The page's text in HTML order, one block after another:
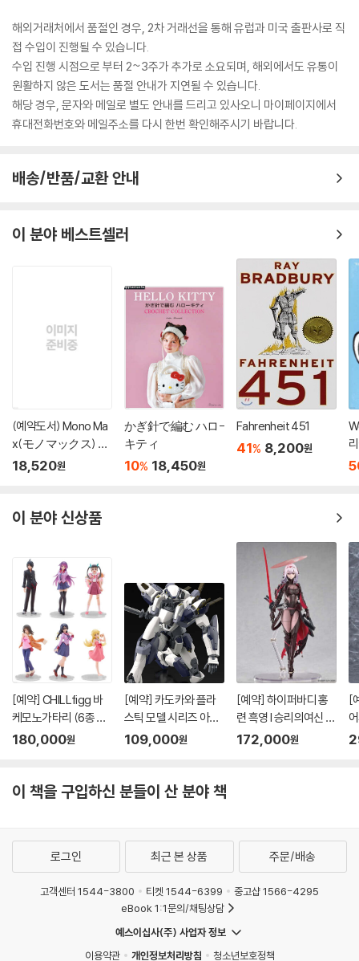
해외거래처에서 품절인 경우, 2차 거래선을 통해 유럽과 미국 출판사로 직
접 수입이 진행될 수 있습니다.
수입 진행 시점으로 부터 2~3주가 추가로 소요되며, 해외에서도 유통이
원활하지 않은 도서는 품절 안내가 지연될 수 있습니다.
해당 경우, 문자와 메일로 별도 안내를 드리고 있사오니 마이페이지에서
휴대전화번호와 메일주소를 다시 한번 확인해주시기 바랍니다.
배송/반품/교환 안내
이 분야 베스트셀러
(예약도서) Mono Ma
x(モノマックス) 20
26年10月號
18,520원
かぎ針で編む ハロ-
キティ
10% 18,450원
Fahrenheit 451
41% 8,200원
'
이 분야 신상품
[예약] CHILLfigg 바
케모노가타리 (6종 세
트)
180,000원
[예약] 카도카와 플라
스틱 모델 시리즈 아바
레스트 l 풀메탈패닉
109,000원
[예약] 하이퍼바디 홍
련 흑영 l 승리의여신 니
케
172,000원
[
이 책을 구입하신 분들이 산 분야 책
로그인 최근 본 상품 주문/배송
고객센터 1544-3800 티켓 1544-6399
중고샵 1566-4295
eBook 1:1문의/채팅상담
예스이십사(주) 사업자 정보
이용약관
개인정보처리방침 청소년보호정책